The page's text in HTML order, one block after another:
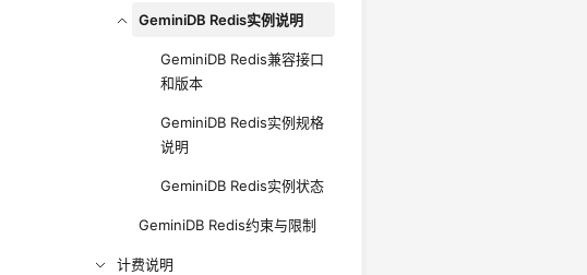
GeminiDB Redis实例说明
GeminiDB Redis兼容接口
和版本
GeminiDB Redis实例规格
说明
GeminiDB Redis实例状态
GeminiDB Redis约束与限制
计费说明